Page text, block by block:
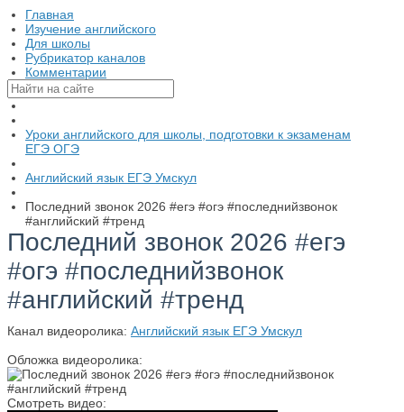
Главная
Изучение английского
Для школы
Рубрикатор каналов
Комментарии
Уроки английского для школы, подготовки к экзаменам
ЕГЭ ОГЭ
Английский язык ЕГЭ Умскул
Последний звонок 2026 #егэ #огэ #последнийзвонок
#английский #тренд
Последний звонок 2026 #егэ
#огэ #последнийзвонок
#английский #тренд
Канал видеоролика: Английский язык ЕГЭ Умскул
Обложка видеоролика:
Смотреть видео: